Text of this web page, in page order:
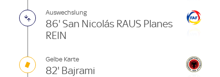
Auswechslung
86' San Nicolás RAUS Planes
REIN
Gelbe Karte
82' Bajrami